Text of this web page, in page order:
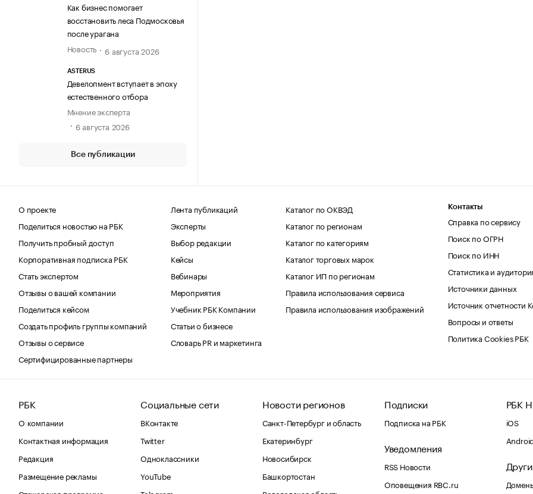
Как бизнес помогает
восстановить леса Подмосковья
после урагана
Новость
6 августа 2026
ASTERUS
Девелопмент вступает в эпоху
естественного отбора
Мнение эксперта
6 августа 2026
Все публикации
О проекте
Поделиться новостью на РБК
Получить пробный доступ
Корпоративная подписка РБК
Стать экспертом
Отзывы о вашей компании
Поделиться кейсом
Создать профиль группы компаний
Отзывы о сервисе
Сертифицированные партнеры
Лента публикаций
Эксперты
Выбор редакции
Кейсы
Вебинары
Мероприятия
Учебник РБК Компании
Статьи о бизнесе
Словарь PR и маркетинга
Каталог по ОКВЭД
Каталог по регионам
Каталог по категориям
Каталог торговых марок
Каталог ИП по регионам
Правила использования сервиса
Правила использования изображений
Контакты
Справка по сервису
Поиск по ОГРН
Поиск по ИНН
Статистика и
Источники данных
Источник отчетности
Вопросы и ответы
Политика Cookies РБК
РБК
О компании
Контактная информация
Редакция
Размещение рекламы
Социальные сети
ВКонтакте
Twitter
Одноклассники
YouTube
Новости регионов
Санкт-Петербург и область
Екатеринбург
Новосибирск
Башкортостан
Подписки
Подписка на РБК
Уведомления
RSS Новости
Оповещения RBC.ru
РБК
iOS